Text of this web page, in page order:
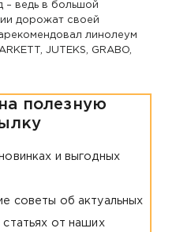
– ведь в большой
дорожат своей
линолеум
JUTEKS, GRABO,
полезную
и выгодных
советы об актуальных
от наших